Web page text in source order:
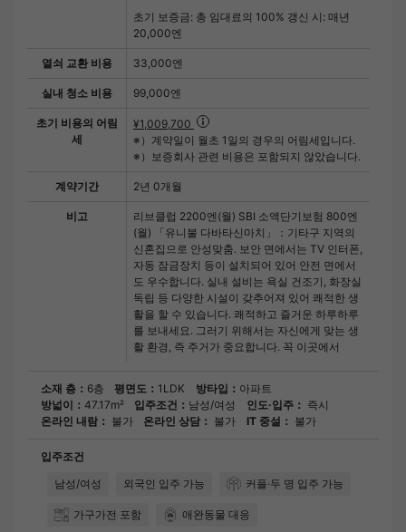
초기 보증금: 총 임대료의 100% 갱신 시: 매년
20,000엔
열쇠 교환 비용 33,000엔
실내 청소 비용 99,000엔
초기 비용의 어림
세
¥1,009,700
※）계약일이 월초 1일의 경우의 어림세입니다.
※）보증회사 관련 비용은 포함되지 않았습니다.
계약기간 2년 0개월
비고
리브클럽 2200엔(월) SBI 소액단기보험 800엔
(월) 「유니불 다바타신마치」：기타구 지역의
신혼집으로 안성맞춤. 보안 면에서는 TV 인터폰,
자동 잠금장치 등이 설치되어 있어 안전 면에서
도 우수합니다. 실내 설비는 욕실 건조기, 화장실
독립 등 다양한 시설이 갖추어져 있어 쾌적한 생
활을 할 수 있습니다. 쾌적하고 즐거운 하루하루
를 보내세요. 그러기 위해서는 자신에게 맞는 생
활 환경, 즉 주거가 중요합니다. 꼭 이곳에서
소재 층： 6층 평면도： 1LDK 방타입： 아파트
방넓이： 47.17m² 입주조건： 남성/여성 인도·입주： 즉시
온라인 내람： 불가 온라인 상담： 불가 IT 중설： 불가
입주조건
남성/여성
외국인 입주 가능 커플·두 명 입주 가능
가구가전 포함 애완동물 대응